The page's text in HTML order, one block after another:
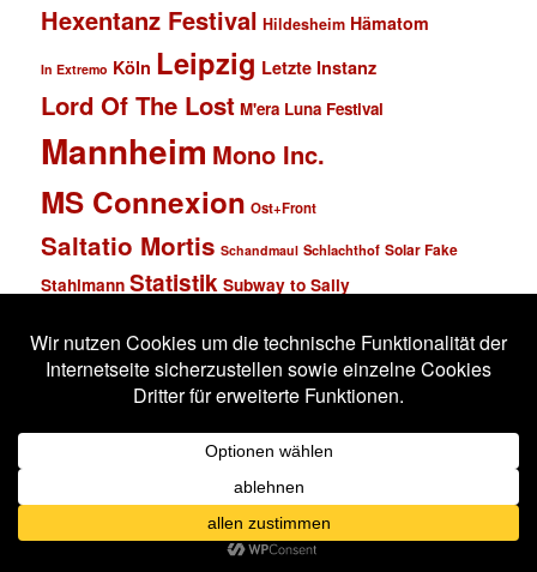
Hexentanz Festival Hildesheim Hämatom
In Extremo Köln Leipzig Letzte Instanz
Lord Of The Lost M'era Luna Festival
Mannheim Mono Inc.
MS Connexion Ost+Front
Saltatio Mortis Schandmaul Schlachthof Solar Fake
Stahlmann Statistik Subway to Sally
Tanzwut Unzucht Wacken
Wacken Open Air
Wave Gotik TreffenWelle:Erdball